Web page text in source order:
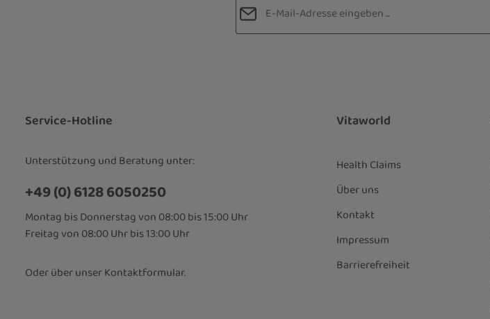
bin mit ihnen einverstanden.
Service-Hotline
Unterstützung und Beratung unter:
+49 (0) 6128 6050250
Montag bis Donnerstag von 08:00 bis 15:00 Uhr
Freitag von 08:00 Uhr bis 13:00 Uhr
Oder über unserKontaktformular.
Vitaworld
Health Claims
Über uns
Kontakt
Impressum
Barrierefreiheit